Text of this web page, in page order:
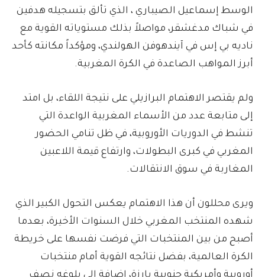
الوسط إسماعيل الصيباري ، الذي تألق بتسجيله هدفين
في شباك مدغشقر، مواصلاً بذلك مستوياته القوية مع
ناديه بي إس في آيندهوفن الهولندي، ومؤكداً مكانته كأحد
أبرز المواهب الصاعدة في الكرة المغربية.
ولم يقتصر الاهتمام البرازيلي على نتيجة اللقاء، بل امتد
إلى متابعة عدد من الأسماء المغربية الواعدة التي
تنشط في الدوريات الأوروبية، في ظل تنامي الحضور
المغربي في كبرى البطولات، وارتفاع قيمة اللاعبين
المغاربة في سوق الانتقالات.
ويرى محللون أن هذا الاهتمام يعكس التحول الكبير الذي
شهده المنتخب المغربي خلال السنوات الأخيرة، بعدما
أصبح من بين المنتخبات التي فرضت نفسها على خريطة
الكرة العالمية، بفضل نتائجه القوية أمام منتخبات